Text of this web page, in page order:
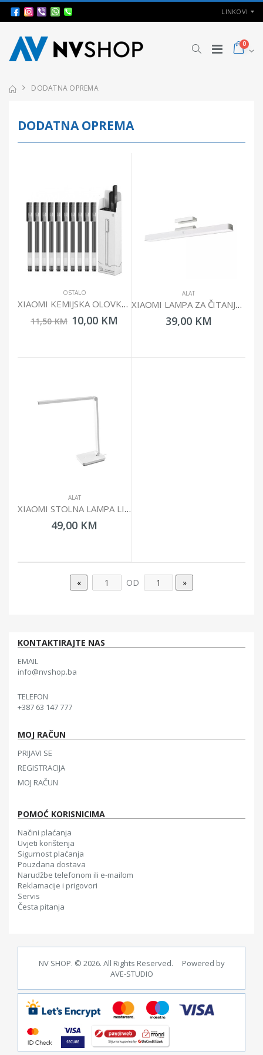
LINKOVI
0
DODATNA OPREMA
DODATNA OPREMA
OSTALO
XIAOMI KEMIJSKA OLOVKA 10/1 BHR4603GL
11,50 KM 10,00 KM
ALAT
XIAOMI LAMPA ZA ČITANJE BHR8956GL
39,00 KM
ALAT
XIAOMI STOLNA LAMPA LITE BHR8955EU
49,00 KM
OD
KONTAKTIRAJTE NAS
EMAIL
info@nvshop.ba
TELEFON
+387 63 147 777
MOJ RAČUN
PRIJAVI SE
REGISTRACIJA
MOJ RAČUN
POMOĆ KORISNICIMA
Načini plaćanja
Uvjeti korištenja
Sigurnost plaćanja
Pouzdana dostava
Narudžbe telefonom ili e-mailom
Reklamacije i prigovori
Servis
Česta pitanja
NV SHOP. © 2026. All Rights Reserved. Powered by
AVE-STUDIO